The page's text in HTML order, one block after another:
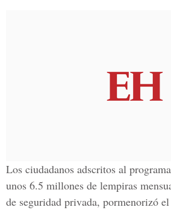
Los ciudadanos adscritos al
unos 6.5 millones de lempiras
de seguridad privada, pormenorizó